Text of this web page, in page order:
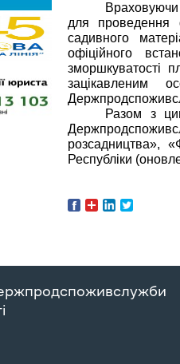
для проведення
садивного
офіційного
зморшкуватості
зацікавленим
Разом з
розсадництва»,
Республіки